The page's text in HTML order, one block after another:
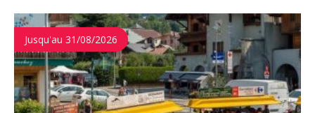
Jusqu'au 31/08/2026